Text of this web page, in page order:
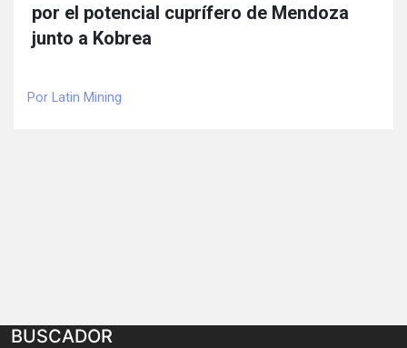
por el potencial cuprífero de Mendoza
junto a Kobrea
Por Latin Mining
BUSCADOR